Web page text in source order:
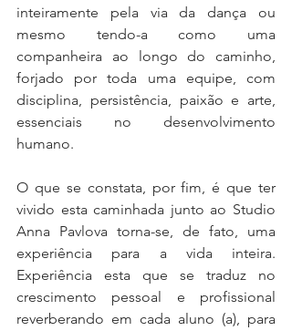
inteiramente pela via da dança ou
mesmo tendo-a como uma
companheira ao longo do caminho,
forjado por toda uma equipe, com
disciplina, persistência, paixão e arte,
essenciais no desenvolvimento
humano.
O que se constata, por fim, é que ter
vivido esta caminhada junto ao Studio
Anna Pavlova torna-se, de fato, uma
experiência para a vida inteira.
Experiência esta que se traduz no
crescimento pessoal e profissional
reverberando em cada aluno (a), para